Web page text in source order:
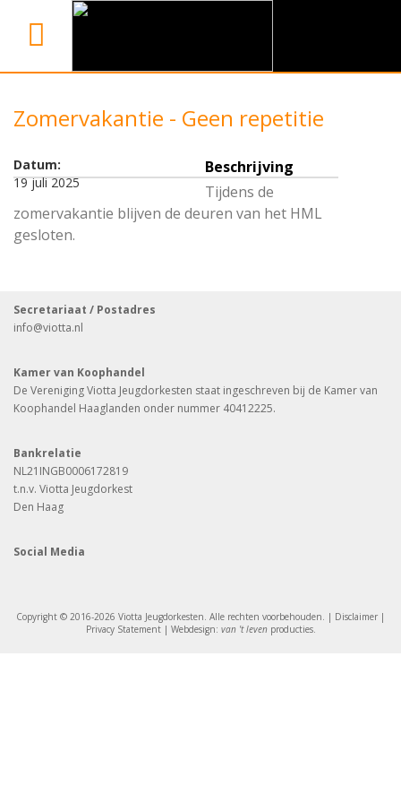
Zomervakantie - Geen repetitie
Datum:
19 juli 2025
Beschrijving
Tijdens de
zomervakantie blijven de deuren van het HML
gesloten.
Secretariaat / Postadres
info@viotta.nl
Kamer van Koophandel
De Vereniging Viotta Jeugdorkesten staat ingeschreven bij de Kamer van
Koophandel Haaglanden onder nummer 40412225.
Bankrelatie
NL21INGB0006172819
t.n.v. Viotta Jeugdorkest
Den Haag
Social Media
Copyright © 2016-2026 Viotta Jeugdorkesten. Alle rechten voorbehouden. | Disclaimer |
Privacy Statement| Webdesign: van 't levenproducties.